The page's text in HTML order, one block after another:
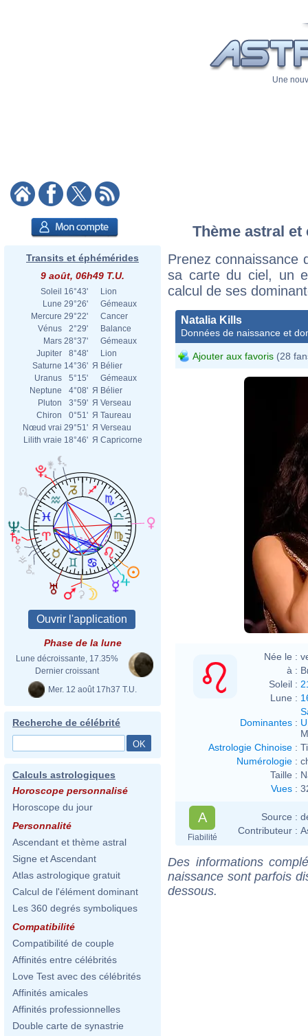
Une
Transits et éphémérides
9 août, 06h49 T.U.
Soleil 16°43'
Lion
Lune 29°26'
Gémeaux
Mercure 29°22'
Cancer
Vénus
2°29'
Balance
Mars 28°37'
Gémeaux
Jupiter
8°48'
Lion
Saturne 14°36' Я Bélier
Uranus
5°15'
Gémeaux
Neptune
4°08' Я Bélier
Pluton
3°59' Я Verseau
Chiron
0°51' Я Taureau
Nœud vrai 29°51' Я Verseau
Lilith vraie 18°46' Я Capricorne
Phase de la lune
Lune décroissante, 17.35%
Dernier croissant
Mer. 12 août 17h37 T.U.
Recherche de célébrité
Calculs astrologiques
Horoscope personnalisé
Horoscope du jour
Personnalité
Ascendant et thème astral
Signe et Ascendant
Atlas astrologique gratuit
Calcul de l'élément dominant
Les 360 degrés symboliques
Compatibilité
Compatibilité de couple
Affinités entre célébrités
Love Test avec des célébrités
Affinités amicales
Affinités professionnelles
Double carte de synastrie
Thème astral
Prenez connaissance
sa carte du ciel, un
calcul de ses
Natalia Kills
Données de naissance et
Ajouter aux favoris (28
Née le :
à :
Soleil :
Lune :
Dominantes :
Astrologie Chinoise :
Numérologie :
Taille :
Vues :
A
Fiabilité
Source :
Contributeur :
Des informations
naissance sont parfois
dessous.